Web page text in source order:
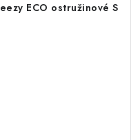
ECO ostružinové S